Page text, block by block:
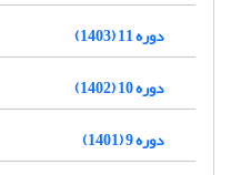
دوره 11 (1403)
دوره 10 (1402)
دوره 9 (1401)